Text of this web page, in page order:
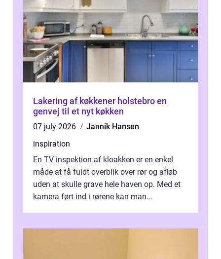
Lakering af køkkener holstebro en
genvej til et nyt køkken
07 july 2026
Jannik Hansen
inspiration
En TV inspektion af kloakken er en enkel
måde at få fuldt overblik over rør og afløb
uden at skulle grave hele haven op. Med et
kamera ført ind i rørene kan man...